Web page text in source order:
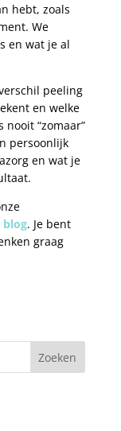
hebt, zoals
We
en wat je al
peeling
en welke
“zomaar”
persoonlijk
en wat je
blog. Je bent
graag